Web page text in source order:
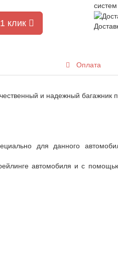
клик
Оплата
и надежный багажник
для данного
автомобиля и с